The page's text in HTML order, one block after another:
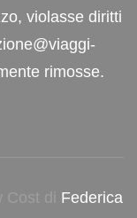
violasse diritti
rimosse.
di Federica